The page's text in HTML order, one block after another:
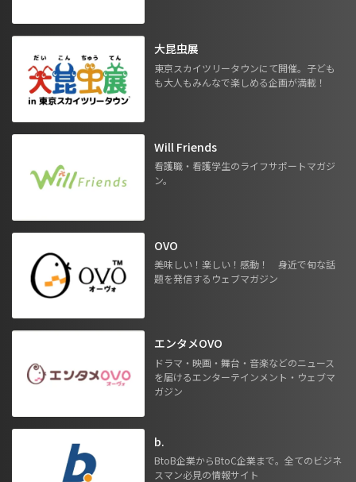
大昆虫展
東京スカイツリータウンにて開催。子ども
も大人もみんなで楽しめる企画が満載！
Will Friends
看護職・看護学生のライフサポートマガジ
ン。
OVO
美味しい！楽しい！感動！ 身近で旬な話
題を発信するウェブマガジン
エンタメOVO
ドラマ・映画・舞台・音楽などのニュース
を届けるエンターテインメント・ウェブマ
ガジン
b.
BtoB企業からBtoC企業まで。全てのビジネ
スマン必見の情報サイト